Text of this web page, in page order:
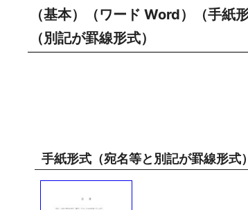
（基本）（ワード Word）（手紙
（別記が罫線形式）
手紙形式（宛名等と別記が罫線形